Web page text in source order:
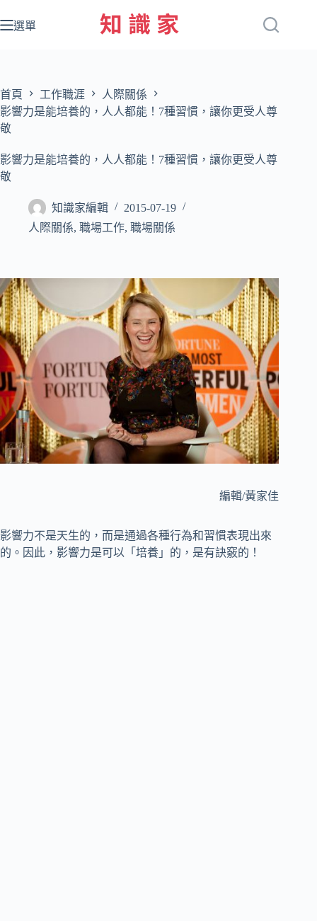
至
容
選單
首頁 工作職涯
人際關係
影響力是能培養的，人人都能！7種習慣，讓你更受人尊
敬
影響力是能培養的，人人都能！7種習慣，讓你更受人尊
敬
知識家編輯
2015-07-19
人際關係, 職場工作, 職場關係
編輯/黃家佳
影響力不是天生的，而是通過各種行為和習慣表現出來
的。因此，影響力是可以「培養」的，是有訣竅的！